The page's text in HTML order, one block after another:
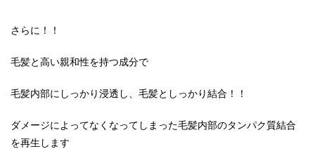
さらに！！
毛髪と高い親和性を持つ成分で
毛髪内部にしっかり浸透し、毛髪としっかり結合！！
ダメージによってなくなってしまった毛髪内部のタンパク質結合
を再生します